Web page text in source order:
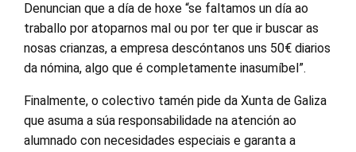
Denuncian que a día de hoxe “se faltamos un día ao
traballo por atoparnos mal ou por ter que ir buscar as
nosas crianzas, a empresa descóntanos uns 50€ diarios
da nómina, algo que é completamente inasumíbel”.
Finalmente, o colectivo tamén pide da Xunta de Galiza
que asuma a súa responsabilidade na atención ao
alumnado con necesidades especiais e garanta a